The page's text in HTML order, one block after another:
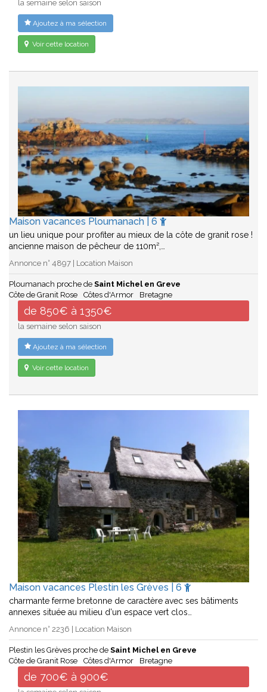
la semaine selon saison
Ajoutez à ma sélection
Voir cette location
Maison vacances Ploumanach | 6
un lieu unique pour profiter au mieux de la côte de granit rose !
ancienne maison de pêcheur de 110m²,…
Annonce n° 4897 | Location Maison
Ploumanach proche de Saint Michel en Greve
Côte de Granit Rose
Côtes d'Armor Bretagne
de 850€ à 1350€
la semaine selon saison
Ajoutez à ma sélection
Voir cette location
Maison vacances Plestin les Grèves | 6
charmante ferme bretonne de caractère avec ses bâtiments
annexes située au milieu d'un espace vert clos…
Annonce n° 2236 | Location Maison
Plestin les Grèves proche de Saint Michel en Greve
Côte de Granit Rose
Côtes d'Armor Bretagne
de 700€ à 900€